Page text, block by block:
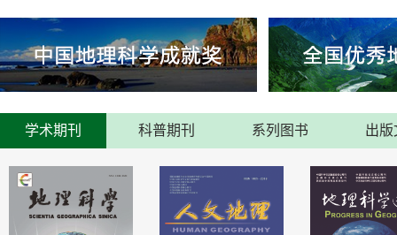
25
2026-04
地理学是探究天地奥秘、阐释人地关系的综合性学科，其核心
然、理解世界并涵养人文情怀。通过地理阅读，人们得以纵览山
迁，在字里行间培育深厚的家国情怀，在版图经纬间拓展宏阔的
传播与普及，对于增强公众科学素养、培育生态文明意识具有不
典著作的阅读，还可以增强地理思想方法的传承与创新。中国地
学领域历史最悠久、影响最广泛的学术团体，始终肩负着传播
和义不容辞的责任。
27
2026年1月24日，中国地理学会（华中地区）学术年会在武汉大
余名专家学者、青年学子参会。
16 2026年中国地理学会（华南地区）学术年会在南宁举行
学术期刊 科普期刊 系列图书 出版